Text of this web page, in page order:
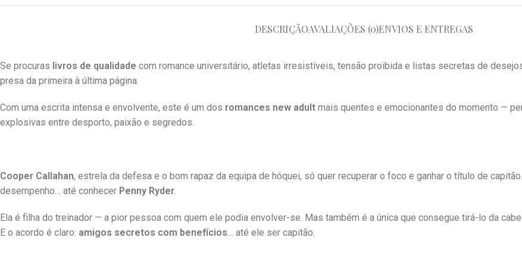
DESCRIÇÃOAVALIAÇÕES (0)ENVIOS E ENTREGAS
Se procuras livros de qualidade com romance universitário, atletas irresistíveis, tensão proibida e listas secretas de
presa da primeira à última página.
Com uma escrita intensa e envolvente, este é um dos romances new adult mais quentes e emocionantes do momento —
explosivas entre desporto, paixão e segredos.
Cooper Callahan, estrela da defesa e o bom rapaz da equipa de hóquei, só quer recuperar o foco e ganhar o título de
desempenho… até conhecer Penny Ryder.
Ela é filha do treinador — a pior pessoa com quem ele podia envolver-se. Mas também é a única que consegue tirá-lo da
E o acordo é claro: amigos secretos com benefícios… até ele ser capitão.